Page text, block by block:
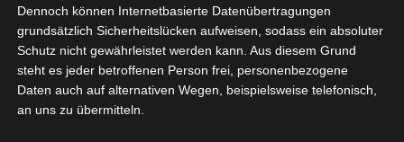
Gäste aus
befreundeten
Verbänden
Profis am Werk
Dennoch können Internetbasierte Datenübertragungen
grundsätzlich Sicherheitslücken aufweisen, sodass ein absoluter
Schutz nicht gewährleistet werden kann. Aus diesem Grund
steht es jeder betroffenen Person frei, personenbezogene
Daten auch auf alternativen Wegen, beispielsweise telefonisch,
an uns zu übermitteln.